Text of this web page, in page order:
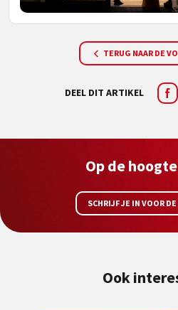
TERUG NAAR DE
DEEL DIT ARTIKEL
Op de
SCHRIJF JE IN VOOR
Ook